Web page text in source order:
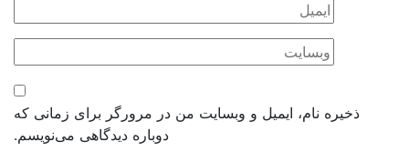
ذخیره نام، ایمیل و وبسایت من در مرورگر برای زمانی که
دوباره دیدگاهی می‌نویسم.